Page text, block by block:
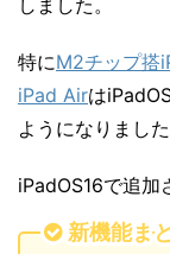
特にM2チップ搭
iPad Airは
ようになりました
iPadOS16で追加
新機能ま